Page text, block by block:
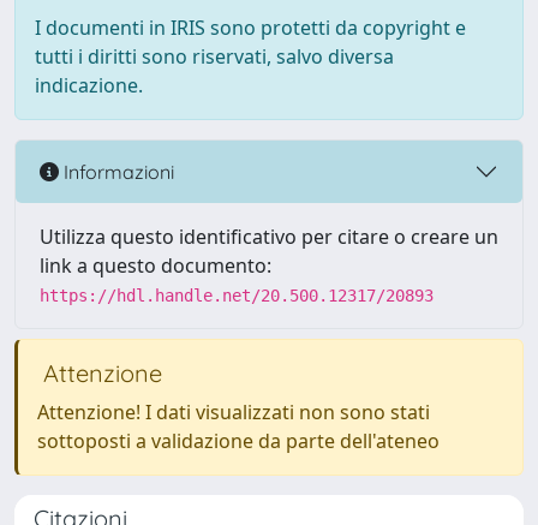
I documenti in IRIS sono protetti da copyright e
tutti i diritti sono riservati, salvo diversa
indicazione.
Informazioni
Utilizza questo identificativo per citare o creare un
link a questo documento:
https://hdl.handle.net/20.500.12317/20893
Attenzione
Attenzione! I dati visualizzati non sono stati
sottoposti a validazione da parte dell'ateneo
Citazioni